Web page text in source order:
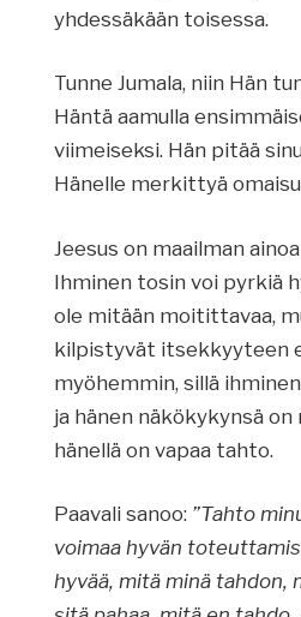
yhdessäkään toisessa.
Tunne Jumala, niin Hän
Häntä aamulla
viimeiseksi. Hän pitää
Hänelle merkittyä
Jeesus on maailman
Ihminen tosin voi pyrkiä
ole mitään moitittavaa,
kilpistyvät itsekkyyteen
myöhemmin, sillä
ja hänen näkökykynsä
hänellä on vapaa tahto.
Paavali sanoo: ”Tahto
voimaa hyvän
hyvää, mitä minä tahdon,